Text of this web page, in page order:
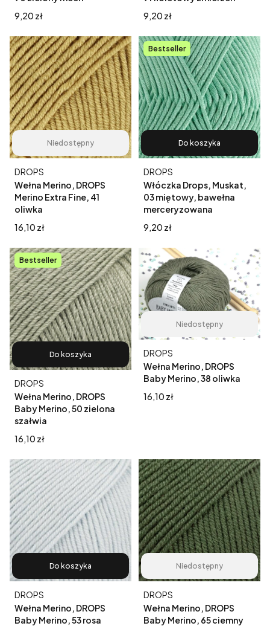
Cena
9,20 zł
Cena
9,20 zł
Niedostępny
Wełna Merino, DROPS
Merino Extra Fine, 41
oliwka
Producent
DROPS
Cena
16,10 zł
Bestseller
Do koszyka
Włóczka Drops, Muskat,
03 miętowy, bawełna
merceryzowana
Producent
DROPS
Cena
9,20 zł
Bestseller
Do koszyka
Wełna Merino, DROPS
Baby Merino, 50 zielona
szałwia
Producent
DROPS
Cena
16,10 zł
Niedostępny
Wełna Merino, DROPS
Baby Merino, 38 oliwka
Producent
DROPS
Cena
16,10 zł
Do koszyka
Wełna Merino, DROPS
Baby Merino, 53 rosa
Producent
DROPS
Niedostępny
Wełna Merino, DROPS
Baby Merino, 65 ciemny
Producent
DROPS